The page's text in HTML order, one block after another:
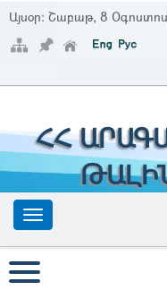
Այսօր: Շաբաթ, 8
ՀՀ